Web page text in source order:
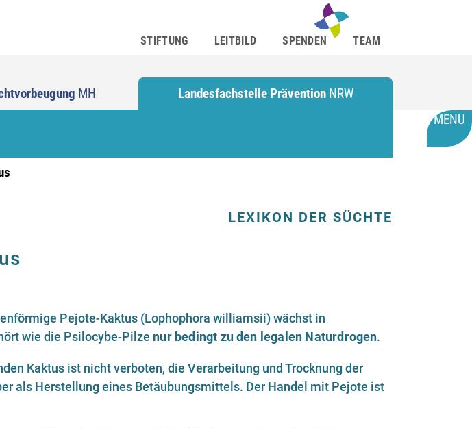
STIFTUNG LEITBILD SPENDEN TEAM
MH Landesfachstelle Prävention NRW
MENU
LEXIKON DER SÜCHTE
Pejote-Kaktus (Lophophora williamsii) wächst in
wie die Psilocybe-Pilze nur bedingt zu den legalen Naturdrogen.
Kaktus ist nicht verboten, die Verarbeitung und Trocknung der
als Herstellung eines Betäubungsmittels. Der Handel mit Pejote ist